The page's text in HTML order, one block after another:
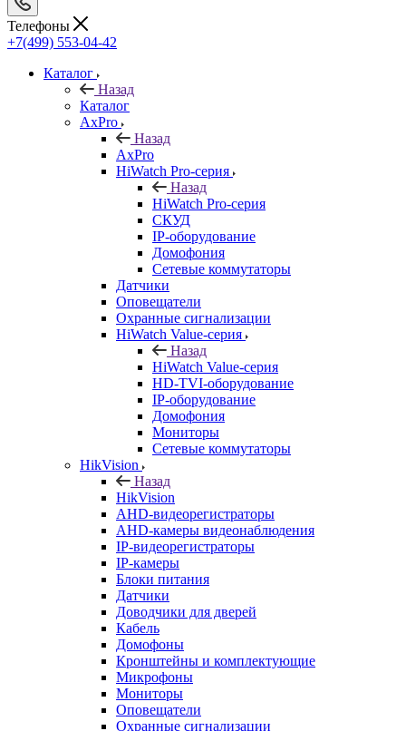
Телефоны
+7(499) 553-04-42
Каталог
Назад
Каталог
AxPro
Назад
AxPro
HiWatch Pro-серия
Назад
HiWatch Pro-серия
CКУД
IP-оборудование
Домофония
Сетевые коммутаторы
Датчики
Оповещатели
Охранные сигнализации
HiWatch Value-серия
Назад
HiWatch Value-серия
HD-TVI-оборудование
IP-оборудование
Домофония
Мониторы
Сетевые коммутаторы
HikVision
Назад
HikVision
AHD-видеорегистраторы
AHD-камеры видеонаблюдения
IP-видеорегистраторы
IP-камеры
Блоки питания
Датчики
Доводчики для дверей
Кабель
Домофоны
Кронштейны и комплектующие
Микрофоны
Мониторы
Оповещатели
Охранные сигнализации